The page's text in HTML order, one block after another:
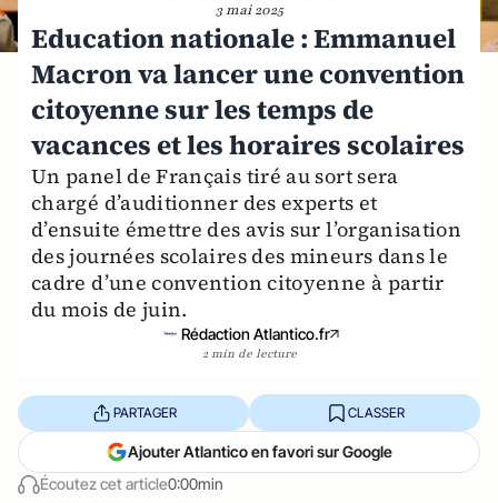
3 mai 2025
Education nationale : Emmanuel
Macron va lancer une convention
citoyenne sur les temps de
vacances et les horaires scolaires
Un panel de Français tiré au sort sera
chargé d’auditionner des experts et
d’ensuite émettre des avis sur l’organisation
des journées scolaires des mineurs dans le
cadre d’une convention citoyenne à partir
du mois de juin.
Rédaction Atlantico.fr
2 min de lecture
Écoutez cet article0:00min
PARTAGER CLASSER
Ajouter Atlantico en favori sur Google